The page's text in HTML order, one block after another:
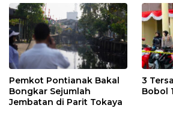
Pemkot Pontianak Bakal
Bongkar Sejumlah
Jembatan di Parit Tokaya
3
Bobol